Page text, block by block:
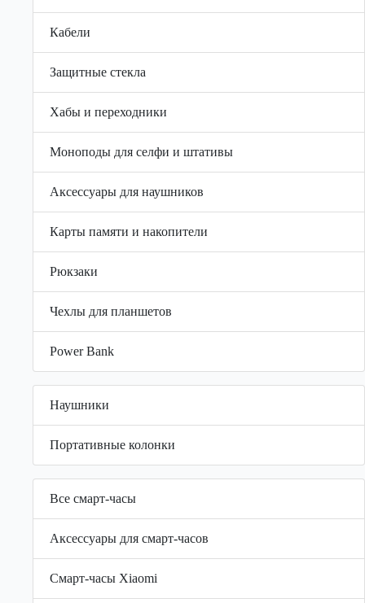
Кабели
Защитные стекла
Хабы и переходники
Моноподы для селфи и штативы
Аксессуары для наушников
Карты памяти и накопители
Рюкзаки
Чехлы для планшетов
Power Bank
Наушники
Портативные колонки
Все смарт-часы
Аксессуары для смарт-часов
Смарт-часы Xiaomi